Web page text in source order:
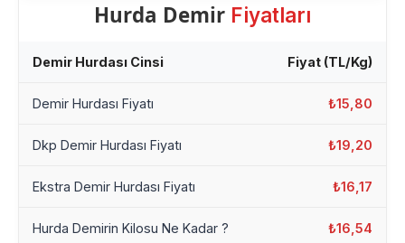
Hurda Demir Fiyatları
Demir Hurdası Cinsi Fiyat (TL/Kg)
Demir Hurdası Fiyatı ₺15,80
Dkp Demir Hurdası Fiyatı ₺19,20
Ekstra Demir Hurdası Fiyatı ₺16,17
Hurda Demirin Kilosu Ne Kadar ? ₺16,54